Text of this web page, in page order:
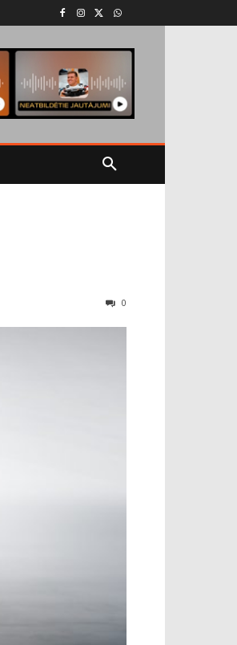
0